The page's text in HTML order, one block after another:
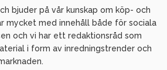
bjuder på vår kunskap om köp- och
mycket med innehåll både för sociala
och vi har ett redaktionsråd som
i form av inredningstrender och